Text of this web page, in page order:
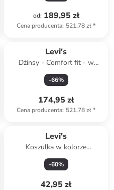
od: 189,95 zł
Cena producenta: 521,78 zł*
Levi's
Dżinsy - Comfort fit - w
kolorze granatowym
-66%
174,95 zł
Cena producenta: 521,78 zł*
Levi's
Koszulka w kolorze
czerwonym
-60%
42,95 zł